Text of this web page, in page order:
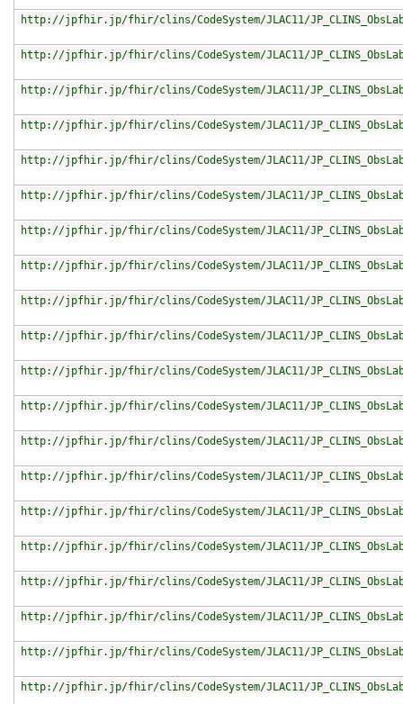
http://jpfhir.jp/fhir/clins/CodeSystem/JLAC11/
http://jpfhir.jp/fhir/clins/CodeSystem/JLAC11/
http://jpfhir.jp/fhir/clins/CodeSystem/JLAC11/
http://jpfhir.jp/fhir/clins/CodeSystem/JLAC11/
http://jpfhir.jp/fhir/clins/CodeSystem/JLAC11/
http://jpfhir.jp/fhir/clins/CodeSystem/JLAC11/
http://jpfhir.jp/fhir/clins/CodeSystem/JLAC11/
http://jpfhir.jp/fhir/clins/CodeSystem/JLAC11/
http://jpfhir.jp/fhir/clins/CodeSystem/JLAC11/
http://jpfhir.jp/fhir/clins/CodeSystem/JLAC11/
http://jpfhir.jp/fhir/clins/CodeSystem/JLAC11/
http://jpfhir.jp/fhir/clins/CodeSystem/JLAC11/
http://jpfhir.jp/fhir/clins/CodeSystem/JLAC11/
http://jpfhir.jp/fhir/clins/CodeSystem/JLAC11/
http://jpfhir.jp/fhir/clins/CodeSystem/JLAC11/
http://jpfhir.jp/fhir/clins/CodeSystem/JLAC11/
http://jpfhir.jp/fhir/clins/CodeSystem/JLAC11/
http://jpfhir.jp/fhir/clins/CodeSystem/JLAC11/
http://jpfhir.jp/fhir/clins/CodeSystem/JLAC11/
http://jpfhir.jp/fhir/clins/CodeSystem/JLAC11/